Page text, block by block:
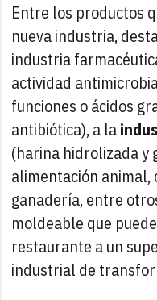
Entre los productos
nueva industria,
industria
actividad
funciones o ácidos
antibiótica), a la
(harina hidrolizada y
alimentación animal,
ganadería, entre
moldeable que
restaurante a un
industrial de